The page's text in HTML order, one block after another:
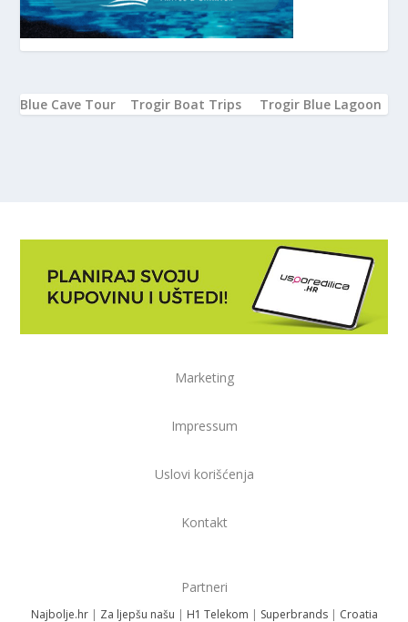
Blue Cave Tour Trogir Boat Trips Trogir Blue Lagoon
Marketing
Impressum
Uslovi korišćenja
Kontakt
Partneri
Najbolje.hr| Za ljepšu našu | H1 Telekom | Superbrands| Croatia